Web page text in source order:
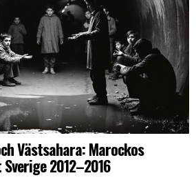
Västsahara: Marockos
2012–2016